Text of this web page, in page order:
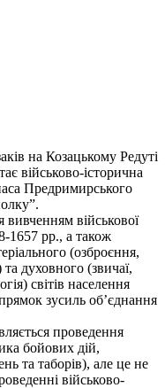
на Козацькому Редуті
військово-історична
Предримирського
військової
1657 рр., а також
(озброєння,
духовного (звичаї,
світів населення
зусиль об’єднання
проведення
бойових дій,
та таборів), але це не
військово-